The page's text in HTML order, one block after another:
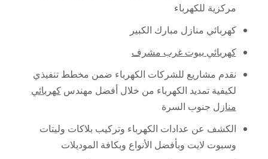
مركزية للكهرباء
كهربائي منازل مبارك الكبير
كهربائي بيوت غرب مشرف
نقدم مشاريع للشركات الكهرباء ضمن مخطط تنفيذي
لكيفية تمديد الكهرباء من خلال أفضل مهندسكهربائي
منازل جنوب السرة
الكشف عن عدادات الكهرباء وتركيب بلاكات وليتات
وسبوت لايت وبأفضل الأنواع وبكافة الموديلات